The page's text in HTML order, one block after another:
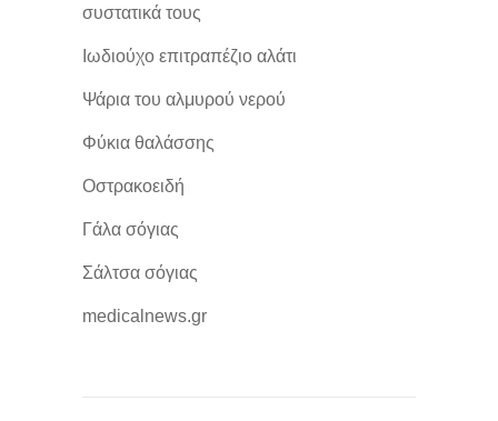
συστατικά τους
Ιωδιούχο επιτραπέζιο αλάτι
Ψάρια του αλμυρού νερού
Φύκια θαλάσσης
Οστρακοειδή
Γάλα σόγιας
Σάλτσα σόγιας
medicalnews.gr